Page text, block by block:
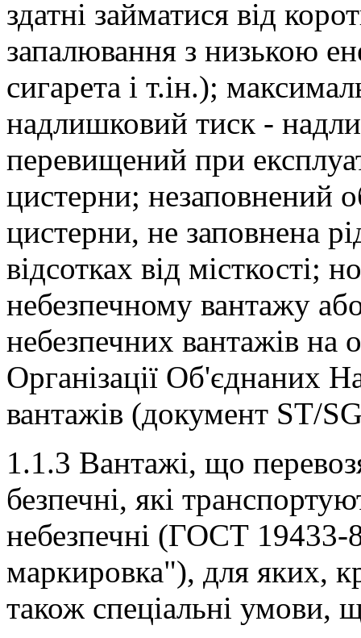
здатні займатися від
запалювання з низькою
сигарета і т.ін.);
надлишковий тиск -
перевищений при
цистерни; незаповнений
цистерни, не заповнена
відсотках від
небезпечному вантажу
небезпечних вантажів на
Організації Об'єднаних
вантажів (документ ST/
1.1.3 Вантажі, що
безпечні, які
небезпечні (ГОСТ
маркировка"), для яких,
також спеціальні